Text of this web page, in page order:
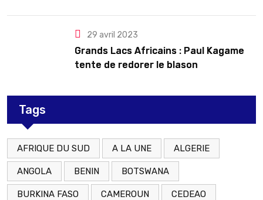
29 avril 2023
Grands Lacs Africains : Paul Kagame
tente de redorer le blason
Tags
AFRIQUE DU SUD A LA UNE ALGERIE
ANGOLA BENIN BOTSWANA
BURKINA FASO CAMEROUN CEDEAO